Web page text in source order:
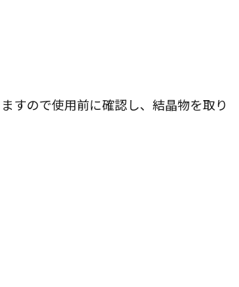
すので使用前に確認し、結晶物を取り